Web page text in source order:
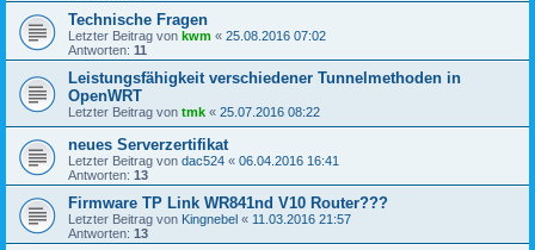
Technische Fragen
Letzter Beitrag von kwm « 25.08.2016 07:02
Antworten: 11
Leistungsfähigkeit verschiedener Tunnelmethoden in
OpenWRT
Letzter Beitrag von tmk « 25.07.2016 08:22
neues Serverzertifikat
Letzter Beitrag von dac524 « 06.04.2016 16:41
Antworten: 13
Firmware TP Link WR841nd V10 Router???
Letzter Beitrag von Kingnebel « 11.03.2016 21:57
Antworten: 13